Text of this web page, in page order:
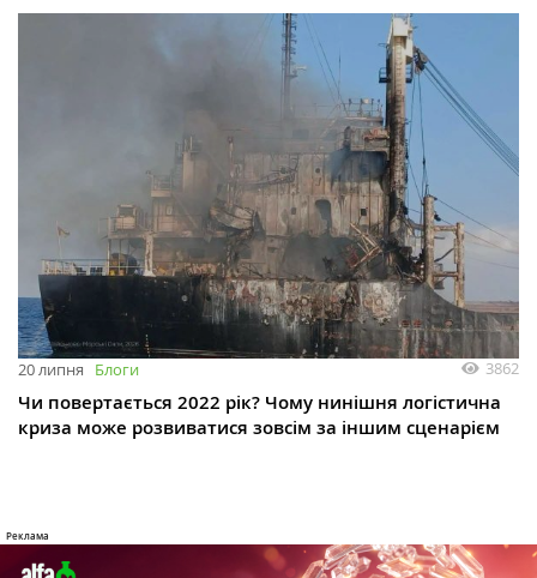
20 липня Блоги 3862
Чи повертається 2022 рік? Чому нинішня логістична
криза може розвиватися зовсім за іншим сценарієм